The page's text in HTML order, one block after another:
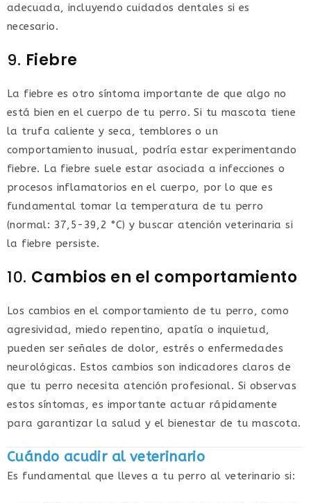
adecuada, incluyendo cuidados dentales si es
necesario.
9. Fiebre
La fiebre es otro síntoma importante de que algo no
está bien en el cuerpo de tu perro. Si tu mascota tiene
la trufa caliente y seca, temblores o un
comportamiento inusual, podría estar experimentando
fiebre. La fiebre suele estar asociada a infecciones o
procesos inflamatorios en el cuerpo, por lo que es
fundamental tomar la temperatura de tu perro
(normal: 37,5-39,2 °C) y buscar atención veterinaria si
la fiebre persiste.
10. Cambios en el comportamiento
Los cambios en el comportamiento de tu perro, como
agresividad, miedo repentino, apatía o inquietud,
pueden ser señales de dolor, estrés o enfermedades
neurológicas. Estos cambios son indicadores claros de
que tu perro necesita atención profesional. Si observas
estos síntomas, es importante actuar rápidamente
para garantizar la salud y el bienestar de tu mascota.
Cuándo acudir al veterinario
Es fundamental que lleves a tu perro al veterinario si: